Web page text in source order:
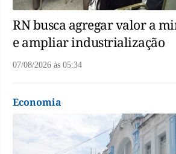
RN busca agregar valor a
e ampliar industrialização
07/08/2026 às 05:34
Economia